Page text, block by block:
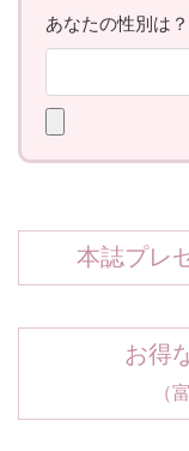
本誌プレ
お得
（富